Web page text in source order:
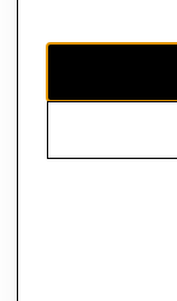
El contenido de
propiedad de H&M